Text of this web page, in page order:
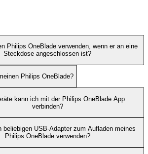
Philips OneBlade verwenden, wenn er an eine
Steckdose angeschlossen ist?
Philips OneBlade?
kann ich mit der Philips OneBlade App
verbinden?
beliebigen USB-Adapter zum Aufladen meines
Philips OneBlade verwenden?